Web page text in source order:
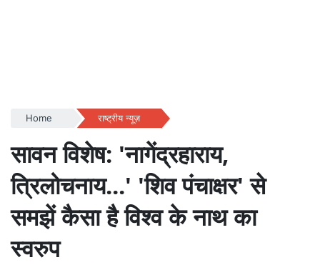
Home राष्ट्रीय न्यूज़
सावन विशेष: 'नागेंद्रहाराय,
त्रिलोचनाय...' 'शिव पंचाक्षर' से
समझें कैसा है विश्व के नाथ का
स्वरुप